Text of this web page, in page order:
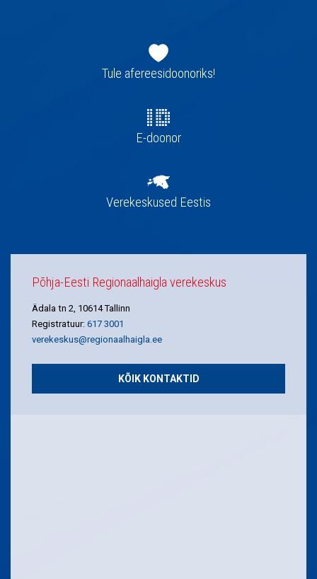
navigatsioonTule afereesidoonoriks!
E-doonor
Verekeskused Eestis
Põhja-Eesti Regionaalhaigla verekeskus
Ädala tn 2, 10614 Tallinn
Registratuur: 617 3001
verekeskus@regionaalhaigla.ee
KÕIK KONTAKTID